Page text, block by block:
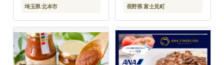
埼玉県 北本市
野菜ドリンク 備蓄 長期
長野県 富士見町